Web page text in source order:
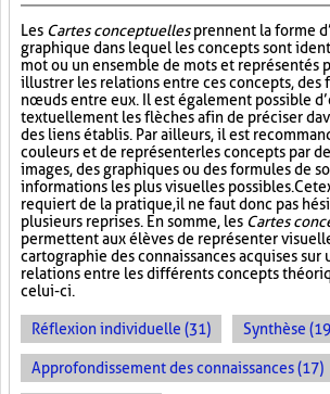
Les Cartes conceptuellesprennent la forme
graphique dans lequel les concepts sont
mot ou un ensemble de mots et représentés
illustrer les relations entre ces concepts, des
nœuds entre eux. Il est également possible
textuellement les flèches afin de préciser
des liens établis. Par ailleurs, il est
couleurs et de représenter les concepts par
images, des graphiques ou des formules de
informations les plus visuelles possibles. Cet
requiert de la pratique, il ne faut donc pas
plusieurs reprises. En somme, les Cartes
permettent aux élèves de représenter
cartographie des connaissances acquises sur
relations entre les différents concepts
celui-ci.
Réflexion individuelle (31) Synthèse
Approfondissement des connaissances (17)